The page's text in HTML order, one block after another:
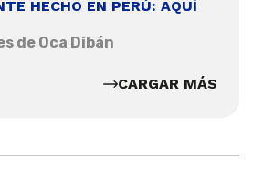
HECHO EN PERÚ: AQUÍ
de Oca Dibán
CARGAR MÁS